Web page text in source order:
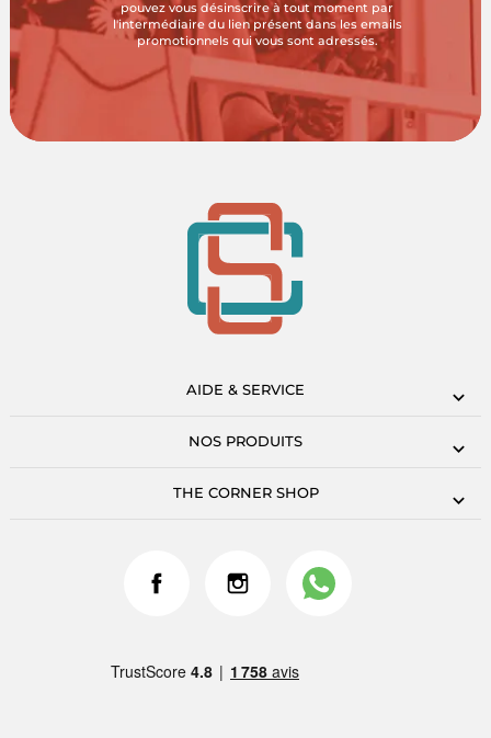
pouvez vous désinscrire à tout moment par
l'intermédiaire du lien présent dans les emails
promotionnels qui vous sont adressés.
AIDE & SERVICE
NOS PRODUITS
THE CORNER SHOP